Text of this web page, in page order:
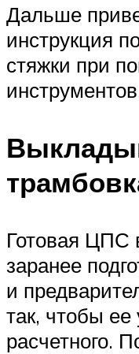
Дальше
инструкция
стяжки при
Готовая ЦПС
заранее
и
так, чтобы
расчетного.